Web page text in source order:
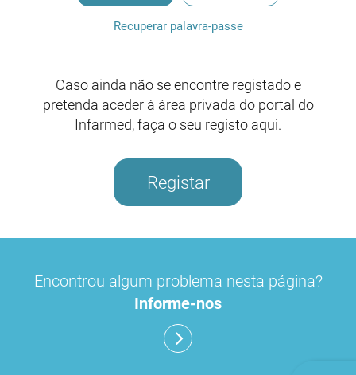
Recuperar palavra-passe
Caso ainda não se encontre registado e
pretenda aceder à área privada do portal do
Infarmed, faça o seu registo aqui.
Registar
Encontrou algum problema nesta página?
Informe-nos